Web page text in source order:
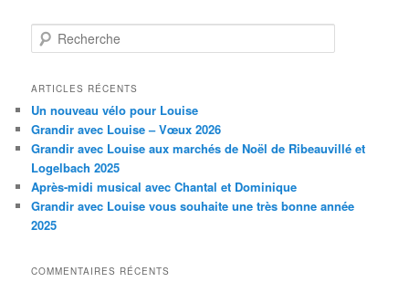
e
h
r
c
h
e
ARTICLES RÉCENTS
Un nouveau vélo pour Louise
Grandir avec Louise – Vœux 2026
Grandir avec Louise aux marchés de Noël de Ribeauvillé et
Logelbach 2025
Après-midi musical avec Chantal et Dominique
Grandir avec Louise vous souhaite une très bonne année
2025
COMMENTAIRES RÉCENTS